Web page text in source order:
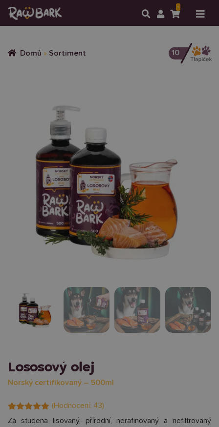
1
Domů » Sortiment 10
Lososový olej
Norský certifikovaný – 500ml
Hodnoceno
4.98 z 5 na
43
(Hodnocení:43)
Za studena lisovaný, přírodní, nerafinovaný a nefiltrovaný